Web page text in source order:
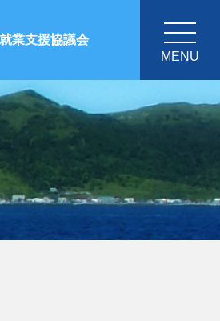
業支援協議会
MENU